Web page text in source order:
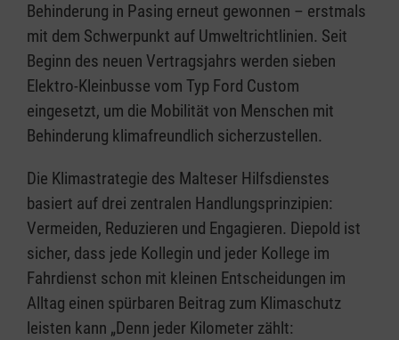
Behinderung in Pasing erneut gewonnen – erstmals
mit dem Schwerpunkt auf Umweltrichtlinien. Seit
Beginn des neuen Vertragsjahrs werden sieben
Elektro-Kleinbusse vom Typ Ford Custom
eingesetzt, um die Mobilität von Menschen mit
Behinderung klimafreundlich sicherzustellen.
Die Klimastrategie des Malteser Hilfsdienstes
basiert auf drei zentralen Handlungsprinzipien:
Vermeiden, Reduzieren und Engagieren. Diepold ist
sicher, dass jede Kollegin und jeder Kollege im
Fahrdienst schon mit kleinen Entscheidungen im
Alltag einen spürbaren Beitrag zum Klimaschutz
leisten kann „Denn jeder Kilometer zählt: